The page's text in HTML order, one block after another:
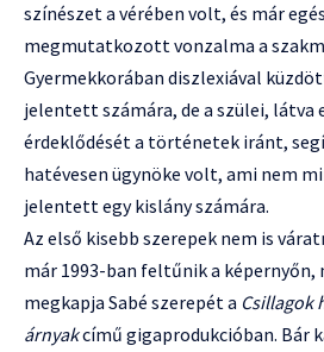
színészet a vérében volt, és már
megmutatkozott vonzalma a
Gyermekkorában diszlexiával
jelentett számára, de a szülei, látva
érdeklődését a történetek iránt,
hatévesen ügynöke volt, ami nem
jelentett egy kislány számára.
Az első kisebb szerepek nem is
már 1993-ban feltűnik a képernyőn,
megkapja Sabé szerepét a Csillagok
árnyakcímű gigaprodukcióban. Bár